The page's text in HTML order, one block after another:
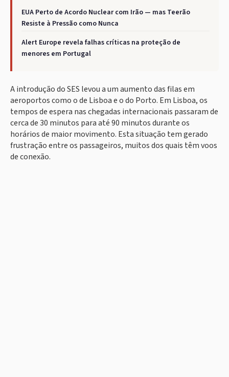
EUA Perto de Acordo Nuclear com Irão — mas Teerão
Resiste à Pressão como Nunca
Alert Europe revela falhas críticas na proteção de
menores em Portugal
A introdução do SES levou a um aumento das filas em
aeroportos como o de Lisboa e o do Porto. Em Lisboa, os
tempos de espera nas chegadas internacionais passaram de
cerca de 30 minutos para até 90 minutos durante os
horários de maior movimento. Esta situação tem gerado
frustração entre os passageiros, muitos dos quais têm voos
de conexão.